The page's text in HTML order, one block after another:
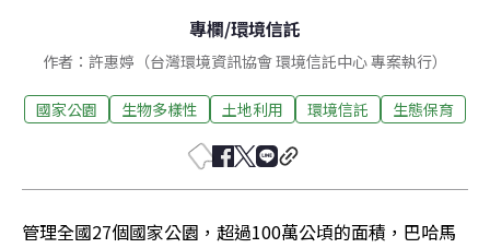
專欄/環境信託
作者：許惠婷（台灣環境資訊協會 環境信託中心 專案執行）
國家公園 生物多樣性 土地利用 環境信託 生態保育
管理全國27個國家公園，超過100萬公頃的面積，巴哈馬